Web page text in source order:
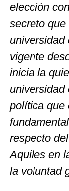
elección
secreto que
universidad
vigente
inicia la
universidad
política que
respecto
Aquiles en
la voluntad